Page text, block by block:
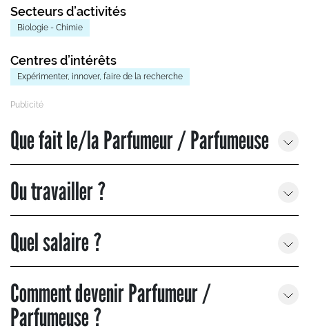
Secteurs d’activités
Biologie - Chimie
Centres d’intérêts
Expérimenter, innover, faire de la recherche
Que fait le/la Parfumeur / Parfumeuse
Ou travailler ?
Quel salaire ?
Comment devenir Parfumeur /
Parfumeuse ?